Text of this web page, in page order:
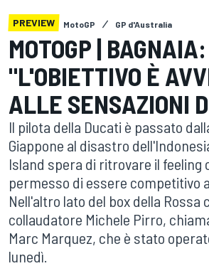
PREVIEW MotoGP GP d'Australia
MOTOGP | BAGNAIA:
"L'OBIETTIVO È
ALLE SENSAZIONI
Il pilota della Ducati è passato
Giappone al disastro
Island spera di ritrovare il feeling
permesso di essere competitivo
Nell'altro lato del box della Rossa
collaudatore Michele Pirro,
Marc Marquez, che è stato
lunedì.